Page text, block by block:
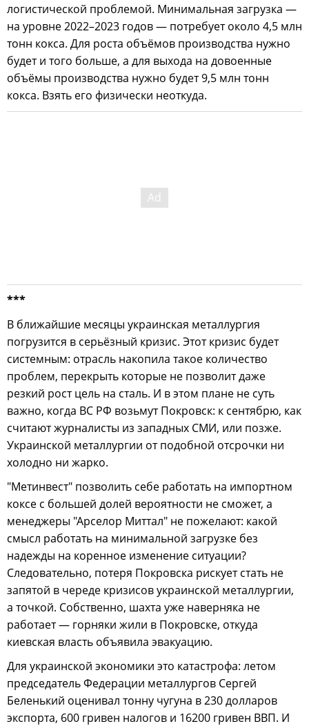
логистической проблемой. Минимальная загрузка —
на уровне 2022–2023 годов — потребует около 4,5 млн
тонн кокса. Для роста объёмов производства нужно
будет и того больше, а для выхода на довоенные
объёмы производства нужно будет 9,5 млн тонн
кокса. Взять его физически неоткуда.
***
В ближайшие месяцы украинская металлургия
погрузится в серьёзный кризис. Этот кризис будет
системным: отрасль накопила такое количество
проблем, перекрыть которые не позволит даже
резкий рост цель на сталь. И в этом плане не суть
важно, когда ВС РФ возьмут Покровск: к сентябрю, как
считают журналисты из западных СМИ, или позже.
Украинской металлургии от подобной отсрочки ни
холодно ни жарко.
"Метинвест" позволить себе работать на импортном
коксе с большей долей вероятности не сможет, а
менеджеры "Арселор Миттал" не пожелают: какой
смысл работать на минимальной загрузке без
надежды на коренное изменение ситуации?
Следовательно, потеря Покровска рискует стать не
запятой в череде кризисов украинской металлургии,
а точкой. Собственно, шахта уже наверняка не
работает — горняки жили в Покровске, откуда
киевская власть объявила эвакуацию.
Для украинской экономики это катастрофа: летом
председатель Федерации металлургов Сергей
Беленький оценивал тонну чугуна в 230 долларов
экспорта, 600 гривен налогов и 16200 гривен ВВП. И